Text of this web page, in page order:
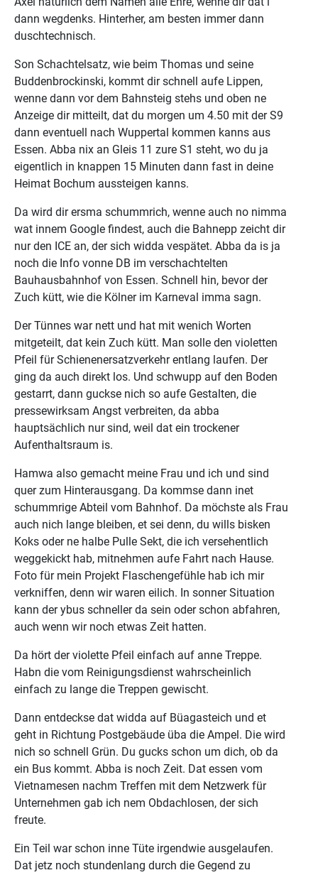
dann wegdenks. Hinterher, am besten immer dann
duschtechnisch.
Son Schachtelsatz, wie beim Thomas und seine
Buddenbrockinski, kommt dir schnell aufe Lippen,
wenne dann vor dem Bahnsteig stehs und oben ne
Anzeige dir mitteilt, dat du morgen um 4.50 mit der S9
dann eventuell nach Wuppertal kommen kanns aus
Essen. Abba nix an Gleis 11 zure S1 steht, wo du ja
eigentlich in knappen 15 Minuten dann fast in deine
Heimat Bochum aussteigen kanns.
Da wird dir ersma schummrich, wenne auch no nimma
wat innem Google findest, auch die Bahnepp zeicht dir
nur den ICE an, der sich widda vespätet. Abba da is ja
noch die Info vonne DB im verschachtelten
Bauhausbahnhof von Essen. Schnell hin, bevor der
Zuch kütt, wie die Kölner im Karneval imma sagn.
Der Tünnes war nett und hat mit wenich Worten
mitgeteilt, dat kein Zuch kütt. Man solle den violetten
Pfeil für Schienenersatzverkehr entlang laufen. Der
ging da auch direkt los. Und schwupp auf den Boden
gestarrt, dann guckse nich so aufe Gestalten, die
pressewirksam Angst verbreiten, da abba
hauptsächlich nur sind, weil dat ein trockener
Aufenthaltsraum is.
Hamwa also gemacht meine Frau und ich und sind
quer zum Hinterausgang. Da kommse dann inet
schummrige Abteil vom Bahnhof. Da möchste als Frau
auch nich lange bleiben, et sei denn, du wills bisken
Koks oder ne halbe Pulle Sekt, die ich versehentlich
weggekickt hab, mitnehmen aufe Fahrt nach Hause.
Foto für mein Projekt Flaschengefühle hab ich mir
verkniffen, denn wir waren eilich. In sonner Situation
kann der ybus schneller da sein oder schon abfahren,
auch wenn wir noch etwas Zeit hatten.
Da hört der violette Pfeil einfach auf anne Treppe.
Habn die vom Reinigungsdienst wahrscheinlich
einfach zu lange die Treppen gewischt.
Dann entdeckse dat widda auf Büagasteich und et
geht in Richtung Postgebäude üba die Ampel. Die wird
nich so schnell Grün. Du gucks schon um dich, ob da
ein Bus kommt. Abba is noch Zeit. Dat essen vom
Vietnamesen nachm Treffen mit dem Netzwerk für
Unternehmen gab ich nem Obdachlosen, der sich
freute.
Ein Teil war schon inne Tüte irgendwie ausgelaufen.
Dat jetz noch stundenlang durch die Gegend zu